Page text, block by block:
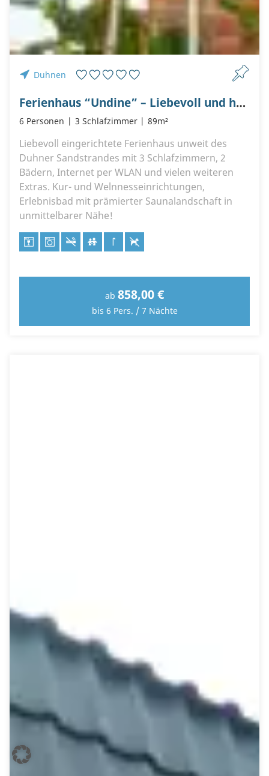
Duhnen
Ferienhaus “Undine” – Liebevoll und hochwertig eingerichtet
6 Personen 3 Schlafzimmer 89m²
Liebevoll eingerichtete Ferienhaus unweit des
Duhner Sandstrandes mit 3 Schlafzimmern, 2
Bädern, Internet per WLAN und vielen weiteren
Extras. Kur- und Welnnesseinrichtungen,
Erlebnisbad mit prämierter Saunalandschaft in
unmittelbarer Nähe!
ab 858,00 €
bis 6 Pers. / 7 Nächte